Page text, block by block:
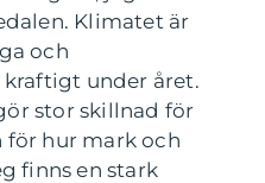
Klimatet är
och
kraftigt under året.
stor skillnad för
för hur mark och
finns en stark